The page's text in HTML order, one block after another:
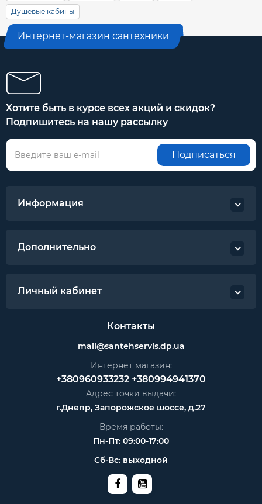
Душевые кабины
Интернет-магазин сантехники
Хотите быть в курсе всех акций и скидок?
Подпишитесь на нашу рассылку
Подписаться
Информация
Дополнительно
Личный кабинет
Контакты
mail@santehservis.dp.ua
Интернет магазин:
+380960933232 +380994941370
Адрес точки выдачи:
г.Днепр, Запорожское шоссе, д.27
Время работы:
Пн-Пт: 09:00-17:00
Сб-Вс: выходной